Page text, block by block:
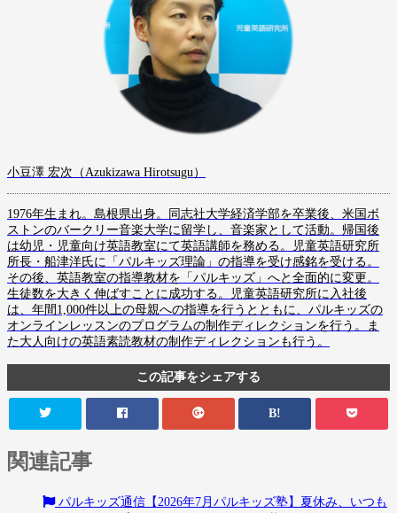
小豆澤 宏次（Azukizawa Hirotsugu）
1976年生まれ。島根県出身。同志社大学経済学部を卒業後、米国ボ
ストンのバークリー音楽大学に留学し、音楽家として活動。帰国後
は幼児・児童向け英語教室にて英語講師を務める。児童英語研究所
所長・船津洋氏に「パルキッズ理論」の指導を受け感銘を受ける。
その後、英語教室の指導教材を「パルキッズ」へと全面的に変更。
生徒数を大きく伸ばすことに成功する。児童英語研究所に入社後
は、年間1,000件以上の母親への指導を行うとともに、パルキッズの
オンラインレッスンのプログラムの制作ディレクションを行う。ま
た大人向けの英語素読教材の制作ディレクションも行う。
この記事をシェアする
B!
関連記事
パルキッズ通信【2026年7月パルキッズ塾】夏休み、いつも